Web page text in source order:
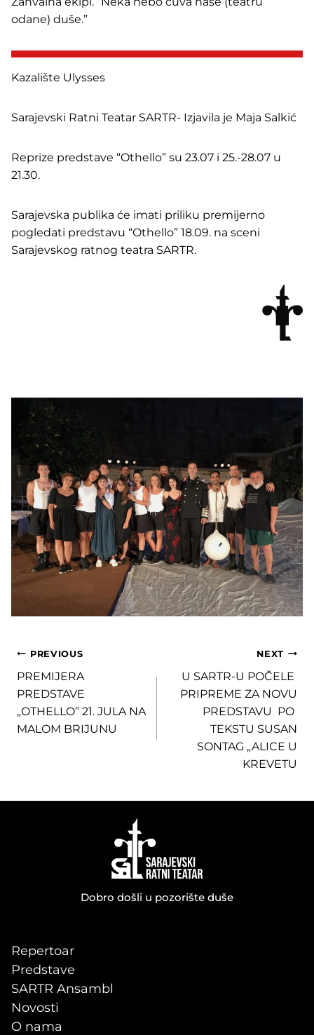
odane) duše.”
Kazalište Ulysses
Sarajevski Ratni Teatar SARTR- Izjavila je Maja Salkić
Reprize predstave “Othello” su 23.07 i 25.-28.07 u
21.30.
Sarajevska publika će imati priliku premijerno
pogledati predstavu “Othello” 18.09. na sceni
Sarajevskog ratnog teatra SARTR.
Post
navigation
PREVIOUS
PREMIJERA
PREDSTAVE
„OTHELLO” 21. JULA NA
MALOM BRIJUNU
NEXT
U SARTR-U POČELE
PRIPREME ZA NOVU
PREDSTAVU PO
TEKSTU SUSAN
SONTAG „ALICE U
KREVETU
Dobro došli u pozorište duše
Repertoar
Predstave
SARTR Ansambl
Novosti
O nama